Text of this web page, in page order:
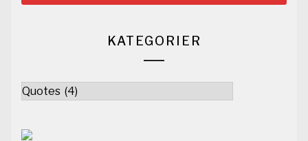
KATEGORIER
Kategorier